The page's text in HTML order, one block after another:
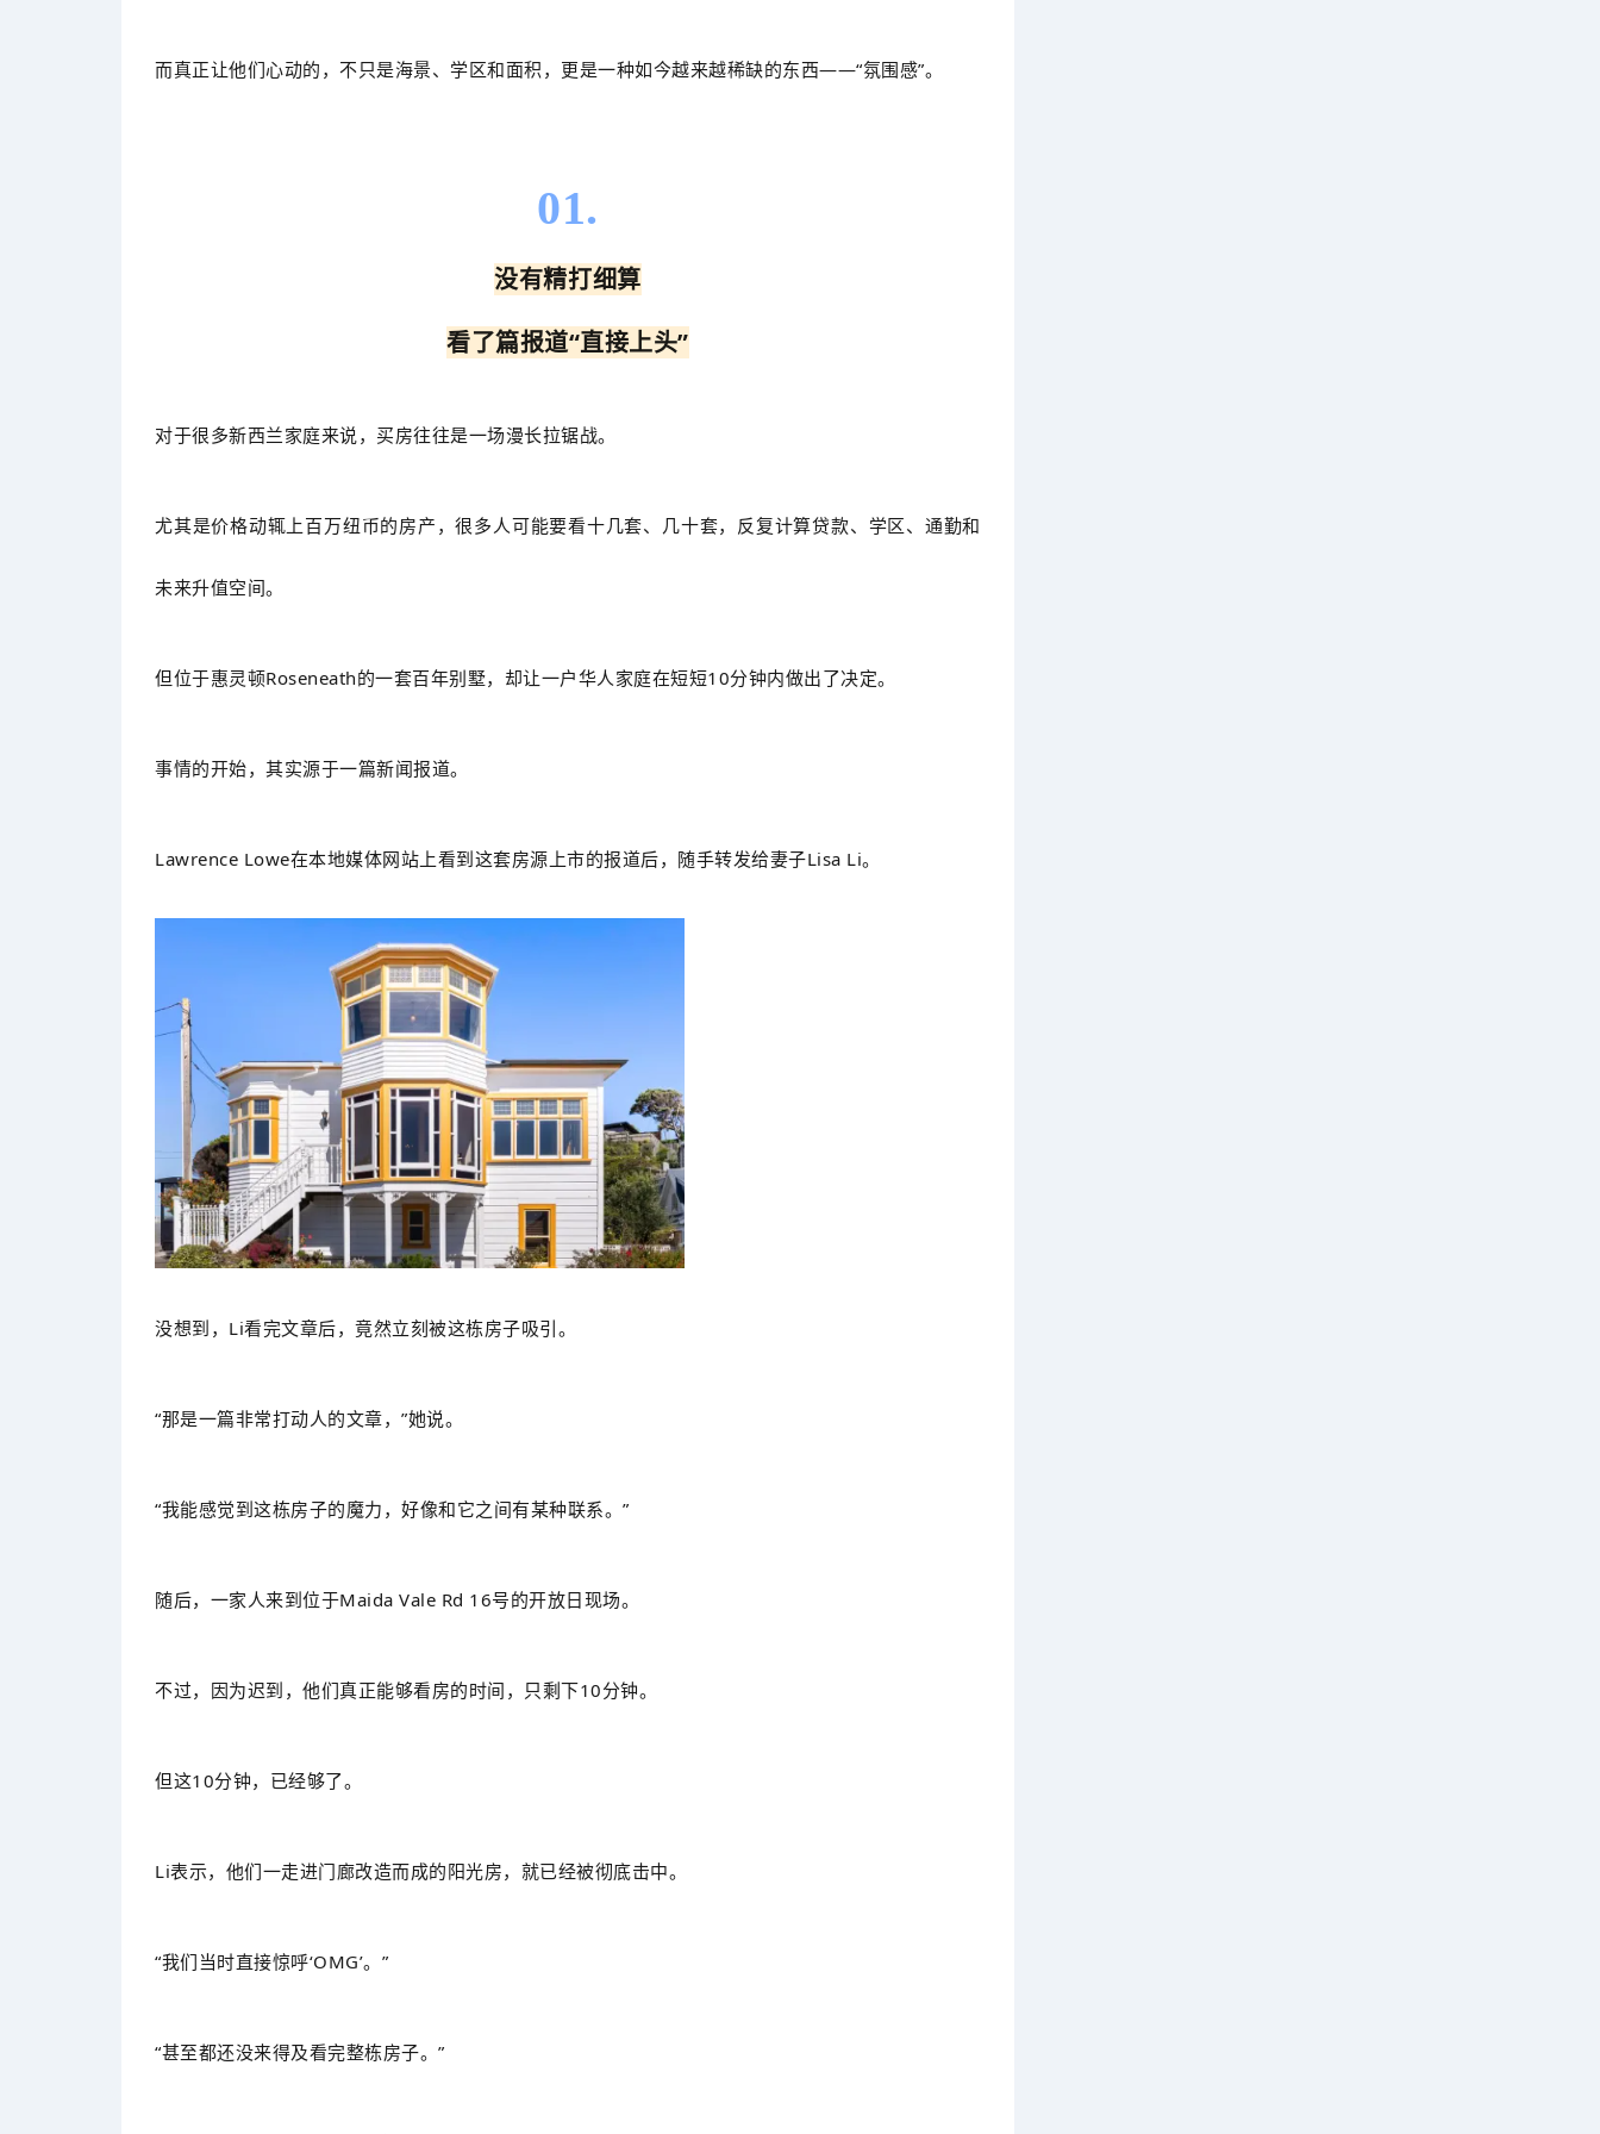
而真正让他们心动的，不只是海景、学区和面积，更是一种如今越来越稀缺的东西——“氛围感”。
01.
没有精打细算
看了篇报道“直接上头”
对于很多新西兰家庭来说，买房往往是一场漫长拉锯战。
尤其是价格动辄上百万纽币的房产，很多人可能要看十几套、几十套，反复计算贷款、学区、通勤和
未来升值空间。
但位于惠灵顿Roseneath的一套百年别墅，却让一户华人家庭在短短10分钟内做出了决定。
事情的开始，其实源于一篇新闻报道。
Lawrence Lowe在本地媒体网站上看到这套房源上市的报道后，随手转发给妻子Lisa Li。
没想到，Li看完文章后，竟然立刻被这栋房子吸引。
“那是一篇非常打动人的文章，”她说。
“我能感觉到这栋房子的魔力，好像和它之间有某种联系。”
随后，一家人来到位于Maida Vale Rd 16号的开放日现场。
不过，因为迟到，他们真正能够看房的时间，只剩下10分钟。
但这10分钟，已经够了。
Li表示，他们一走进门廊改造而成的阳光房，就已经被彻底击中。
“我们当时直接惊呼‘OMG’。”
“甚至都还没来得及看完整栋房子。”